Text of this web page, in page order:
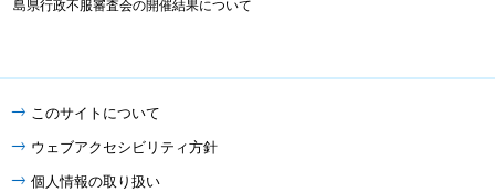
島県行政不服審査会の開催結果について
このサイトについて
ウェブアクセシビリティ方針
個人情報の取り扱い